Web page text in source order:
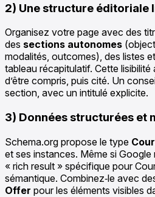
2) Une structure éditoriale
Organisez votre page avec des
des sections autonomes
modalités, outcomes), des listes
tableau récapitulatif. Cette
d’être compris, puis cité. Un
section, avec un intitulé explicite.
3) Données structurées et
Schema.org propose le type
et ses instances. Même si
« rich result » spécifique pour
sémantique. Combinez‑le avec
Offer pour les éléments visibles